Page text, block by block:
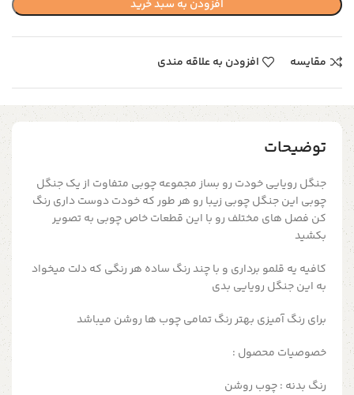
افزودن به سبد خرید
مقایسه افزودن به علاقه مندی
توضیحات
جنگل رویایی خودت رو بساز مجموعه چوبی متفاوت از یک جنگل
چوبی این جنگل چوبی زیبا رو هر طور که خودت دوست داری رنگ
کن فصل های مختلف رو با این قطعات خاص چوبی به تصویر
بکشید
کافیه یه قلمو برداری و با چند رنگ ساده هر رنگی که دلت میخواد
به این جنگل رویایی بدی
برای رنگ آمیزی بهتر رنگ تمامی چوب ها روشن میباشد
خصوصیات محصول :
رنگ بدنه : چوب روشن